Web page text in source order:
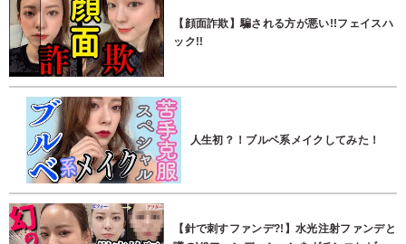
【顔面詐欺】騙される方が悪い!!フェイスハ
ック!!
人生初？！ブルベ系メイクしてみた！
【針で刺すファンデ?!】水光注射ファンデと